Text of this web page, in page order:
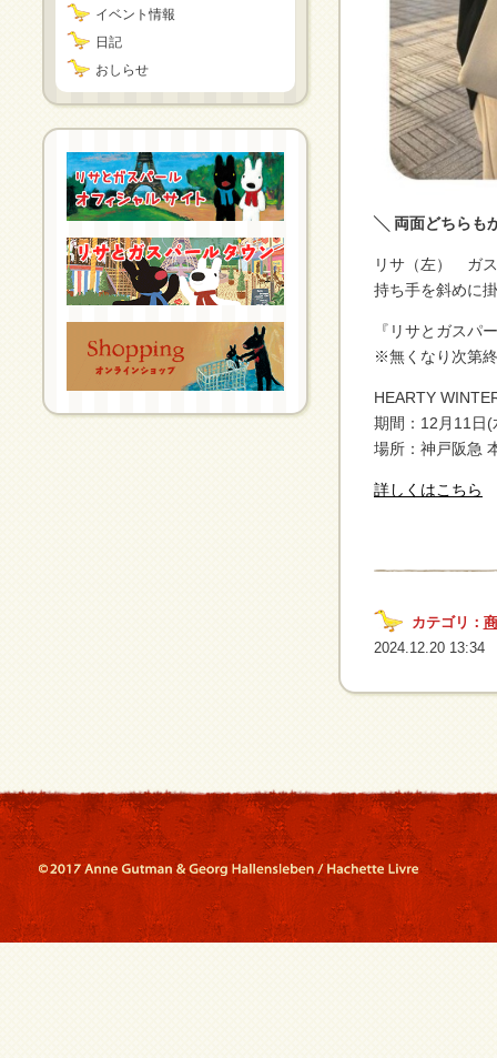
イベント情報
日記
おしらせ
╲ 両面どちらも
リサ（左） ガ
持ち手を斜めに
『リサとガス
※無くなり次第
HEARTY
期間：12月11日
場所：神戸阪急
詳しくはこちら
カテゴリ：
2024.12.20 13:34